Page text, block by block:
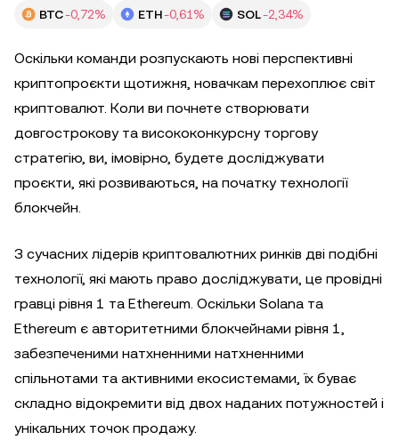
BTC-0,72% ETH-0,61% SOL-2,34%
Оскільки команди розпускають нові перспективні
криптопроєкти щотижня, новачкам перехоплює світ
криптовалют. Коли ви почнете створювати
довгострокову та висококонкурсну торгову
стратегію, ви, імовірно, будете досліджувати
проєкти, які розвиваються, на початку технології
блокчейн.
З сучасних лідерів криптовалютних ринків дві подібні
технології, які мають право досліджувати, це провідні
гравці рівня 1 та Ethereum. Оскільки Solana та
Ethereum є авторитетними блокчейнами рівня 1,
забезпеченими натхненними натхненними
спільнотами та активними екосистемами, їх буває
складно відокремити від двох наданих потужностей і
унікальних точок продажу.